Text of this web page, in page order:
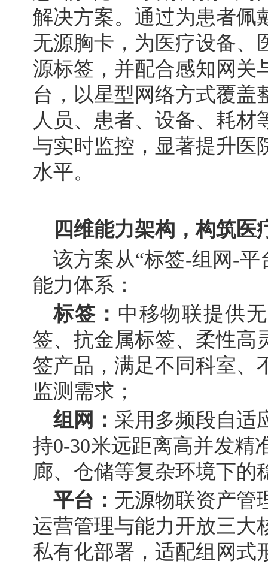
解决方案。通过为患者佩
无源胸卡，为医疗设备、
源标签，并配合感知网关
台，以星型网络方式覆盖
人员、患者、设备、耗材
与实时监控，显著提升医
水平。
四维能力架构，构筑医
该方案从“标签-组网-
能力体系：
标签 ： 中移物联提供
签、抗金属标签、柔性高
签产品，满足不同科室、
监测需求；
组网 ： 采用多频段自适
持0-30米远距离高并发精
廊、仓储等复杂环境下的
平台 ： 无源物联资产管
运营管理与能力开放三大
私有化部署，适配组网式